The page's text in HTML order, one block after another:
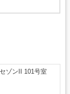
ゾンII 101号室